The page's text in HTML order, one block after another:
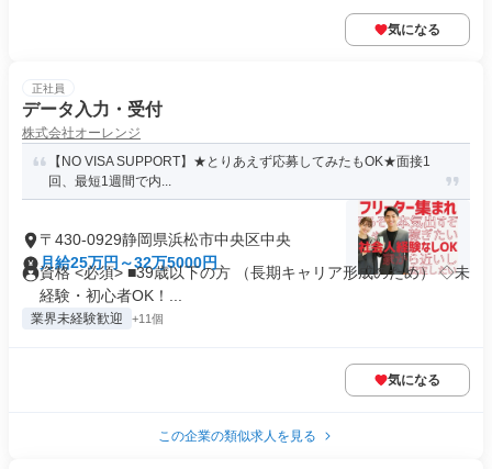
気になる
正社員
データ入力・受付
株式会社オーレンジ
【NO VISA SUPPORT】★とりあえず応募してみたもOK★面接1
回、最短1週間で内...
〒430-0929静岡県浜松市中央区中央
月給25万円～32万5000円
資格 <必須> ■39歳以下の方 （長期キャリア形成のため） ◇未
経験・初心者OK！...
業界未経験歓迎 +11個
気になる
この企業の類似求人を見る